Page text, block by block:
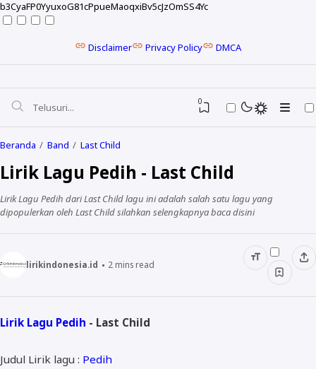
b3CyaFP0YyuxoG81cPpueMaoqxiBv5cJzOmSS4Yc
Disclaimer Privacy Policy DMCA
NELA KARISMA
ALMANAR
0
Beranda Band Last Child
Lirik Lagu Pedih - Last Child
Lirik Lagu Pedih dari Last Child lagu ini adalah salah satu lagu yang
dipopulerkan oleh Last Child silahkan selengkapnya baca disini
lirikindonesia.id 2mins read
Lirik Lagu Pedih - Last Child
Judul Lirik lagu : Pedih